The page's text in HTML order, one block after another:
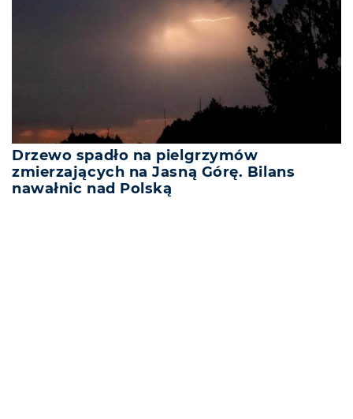
Drzewo spadło na pielgrzymów
zmierzających na Jasną Górę. Bilans
nawałnic nad Polską